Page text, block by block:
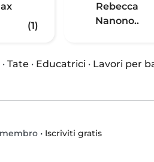
(1)
Rebecca
Nanono..
· Tate · Educatrici · Lavori per
• Iscriviti gratis